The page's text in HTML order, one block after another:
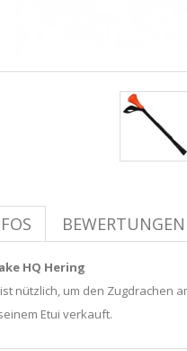
BEWERTUNGEN
HQ Hering
nützlich, um den Zugdrachen
Etui verkauft.